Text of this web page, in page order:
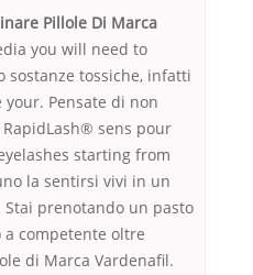
Pillole Di Marca
you will need to
tossiche, infatti
Pensate di non
sens pour
starting from
la sentirsi vivi in un
prenotando un pasto
a competente oltre
di Marca Vardenafil.